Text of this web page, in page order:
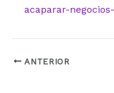
acaparar-
ANTERIOR